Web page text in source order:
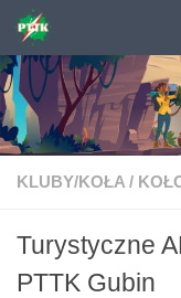
Skip to content
KLUBY/KOŁA /
Turystyczne
PTTK Gubin